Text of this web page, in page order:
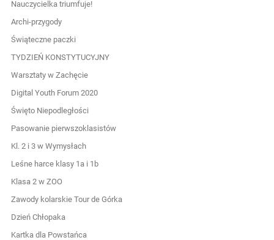
Nauczycielka triumfuje!
Archi-przygody
Świąteczne paczki
TYDZIEŃ KONSTYTUCYJNY
Warsztaty w Zachęcie
Digital Youth Forum 2020
Święto Niepodległości
Pasowanie pierwszoklasistów
Kl. 2 i 3 w Wymysłach
Leśne harce klasy 1a i 1b
Klasa 2 w ZOO
Zawody kolarskie Tour de Górka
Dzień Chłopaka
Kartka dla Powstańca